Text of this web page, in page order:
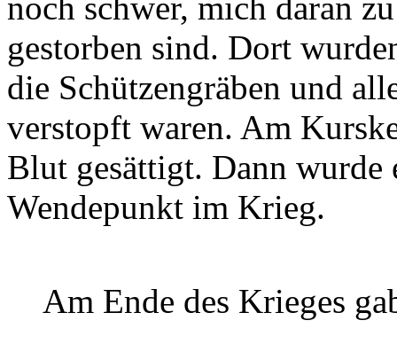
gestorben sind. Dort
die Schützengräben und
verstopft waren. Am
Blut gesättigt. Dann wurde
Wendepunkt im Krieg.
Am Ende des Krieges